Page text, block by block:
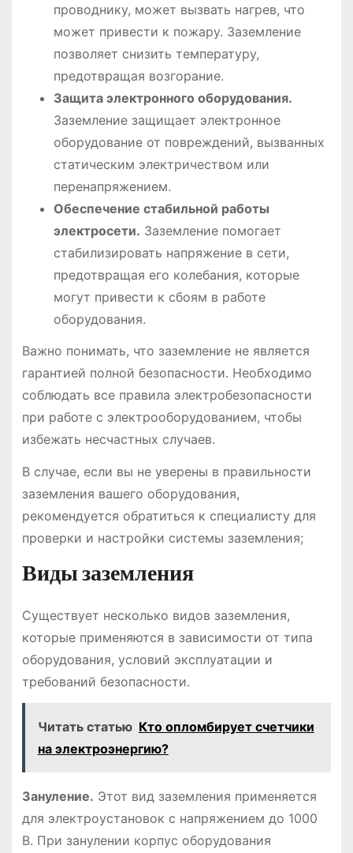
проводнику, может вызвать нагрев, что
может привести к пожару. Заземление
позволяет снизить температуру,
предотвращая возгорание.
Защита электронного оборудования.
Заземление защищает электронное
оборудование от повреждений, вызванных
статическим электричеством или
перенапряжением.
Обеспечение стабильной работы
электросети. Заземление помогает
стабилизировать напряжение в сети,
предотвращая его колебания, которые
могут привести к сбоям в работе
оборудования.
Важно понимать, что заземление не является
гарантией полной безопасности. Необходимо
соблюдать все правила электробезопасности
при работе с электрооборудованием, чтобы
избежать несчастных случаев.
В случае, если вы не уверены в правильности
заземления вашего оборудования,
рекомендуется обратиться к специалисту для
проверки и настройки системы заземления;
Виды заземления
Существует несколько видов заземления,
которые применяются в зависимости от типа
оборудования, условий эксплуатации и
требований безопасности.
Читать статью Кто опломбирует счетчики
на электроэнергию?
Зануление. Этот вид заземления применяется
для электроустановок с напряжением до 1000
В. При занулении корпус оборудования